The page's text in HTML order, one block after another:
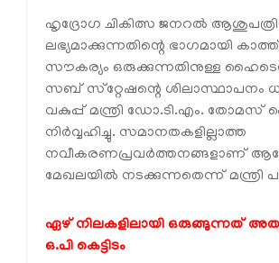
ഹൃദ്രോഗ ചികിത്സ ജനറല്‍
ലഭ്യമാക്കുന്നതിന്റെ ഭാഗമായി
സൗകര്യം ഒരുക്കുന്നതിനുള്ള
സബ് സ്‌റ്റേഷന്റെ ശിലാസ്ഥാപനം
വകുപ്പ് മന്ത്രി ഡോ.ടി.എം.
നിര്‍വ്വഹിച്ചു. സമാനതകളില്ലാത്ത
നവീകരണപ്രവര്‍ത്തനങ്ങളാണ്
മേഖലയില്‍ നടക്കുന്നതെന്ന് മന്ത്രി
ഏഴ് നിലകളിലായി ഒരുങ്ങുന്നത്
ഒ.പി കെട്ടിടം